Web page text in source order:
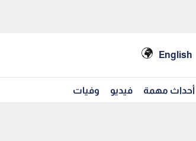
English
أحداث مهمة فيديو وفيات